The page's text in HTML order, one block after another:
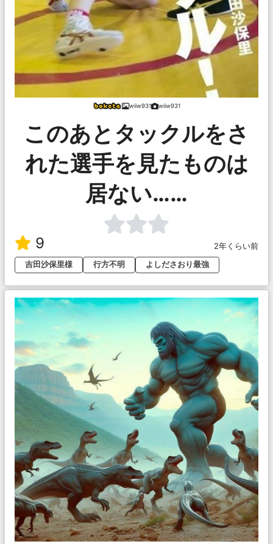
wiiw931 wiiw931
このあとタックルをさ
れた選手を見たものは
居ない……
9
2年くらい前
吉田沙保里様
行方不明 よしださおり最強